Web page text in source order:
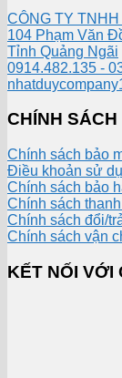
CÔNG TY
104 Phạm Văn
Tỉnh Quảng Ngãi
0914.482.135 -
CHÍNH SÁCH
Chính sách bảo
Điều khoản sử
Chính sách bảo
Chính sách
Chính sách đổi/
Chính sách vận
KẾT NỐI VỚI